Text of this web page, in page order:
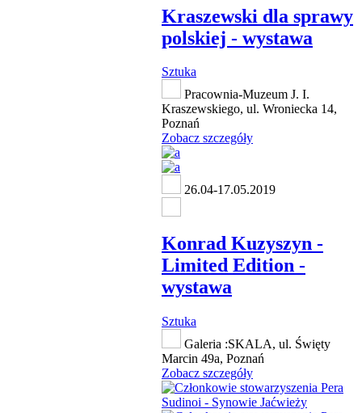
Kraszewski dla sprawy
polskiej - wystawa
Sztuka
Pracownia-Muzeum J. I.
Kraszewskiego, ul. Wroniecka 14,
Poznań
Zobacz szczegóły
26.04-17.05.2019
Konrad Kuzyszyn -
Limited Edition -
wystawa
Sztuka
Galeria :SKALA, ul. Święty
Marcin 49a, Poznań
Zobacz szczegóły